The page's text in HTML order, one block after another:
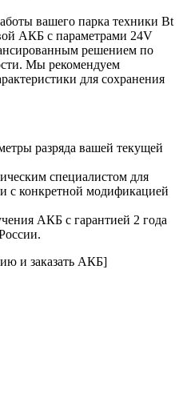
вашего парка техники Bt
АКБ с параметрами 24V
решением по
Мы рекомендуем
для сохранения
разряда вашей текущей
специалистом для
с конкретной модификацией
АКБ с гарантией 2 года
и заказать АКБ]